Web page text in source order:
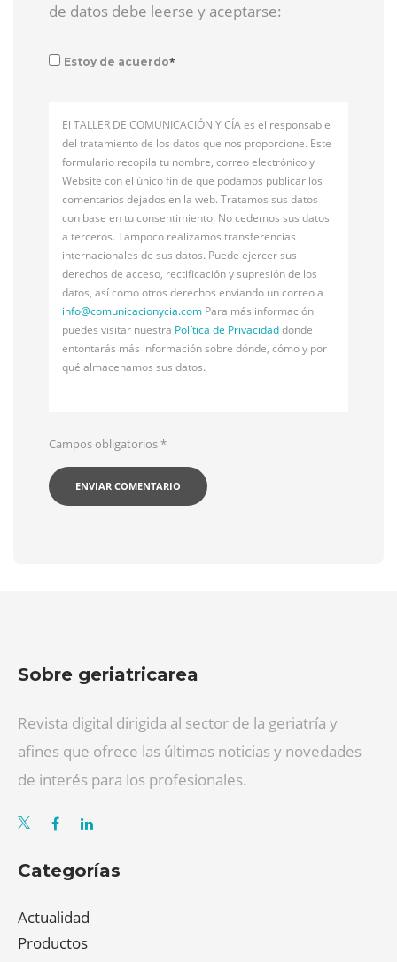
de datos debe leerse y aceptarse:
Estoy de acuerdo*
El TALLER DE COMUNICACIÓN Y CÍA es el responsable
del tratamiento de los datos que nos proporcione. Este
formulario recopila tu nombre, correo electrónico y
Website con el único fin de que podamos publicar los
comentarios dejados en la web. Tratamos sus datos
con base en tu consentimiento. No cedemos sus datos
a terceros. Tampoco realizamos transferencias
internacionales de sus datos. Puede ejercer sus
derechos de acceso, rectificación y supresión de los
datos, así como otros derechos enviando un correo a
info@comunicacionycia.com Para más información
puedes visitar nuestra Política de Privacidaddonde
entontarás más información sobre dónde, cómo y por
qué almacenamos sus datos.
Campos obligatorios*
Sobre geriatricarea
Revista digital dirigida al sector de la geriatría y
afines que ofrece las últimas noticias y novedades
de interés para los profesionales.
Categorías
Actualidad
Productos